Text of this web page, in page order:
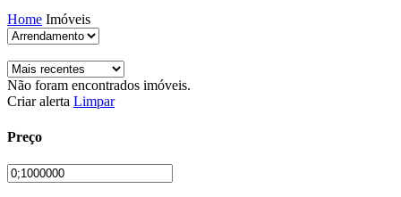
Home Imóveis
Não foram encontrados imóveis.
Criar alerta Limpar
Preço